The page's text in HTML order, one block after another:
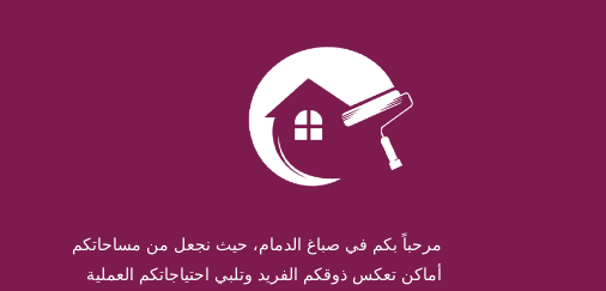
مرحباً بكم في صباغ الدمام، حيث نجعل من مساحاتكم
أماكن تعكس ذوقكم الفريد وتلبي احتياجاتكم العملية